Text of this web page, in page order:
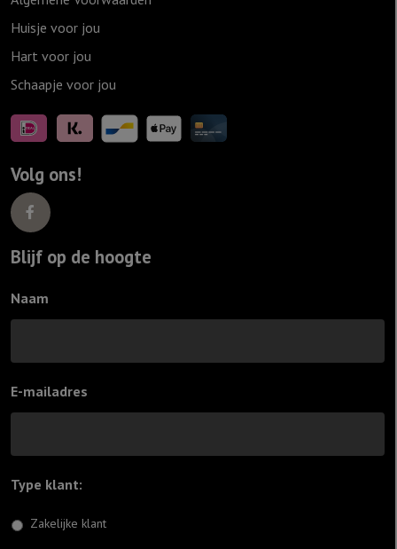
Huisje voor jou
Hart voor jou
Schaapje voor jou
Volg ons!
Blijf op de hoogte
Naam
E-mailadres
Type klant:
Zakelijke klant